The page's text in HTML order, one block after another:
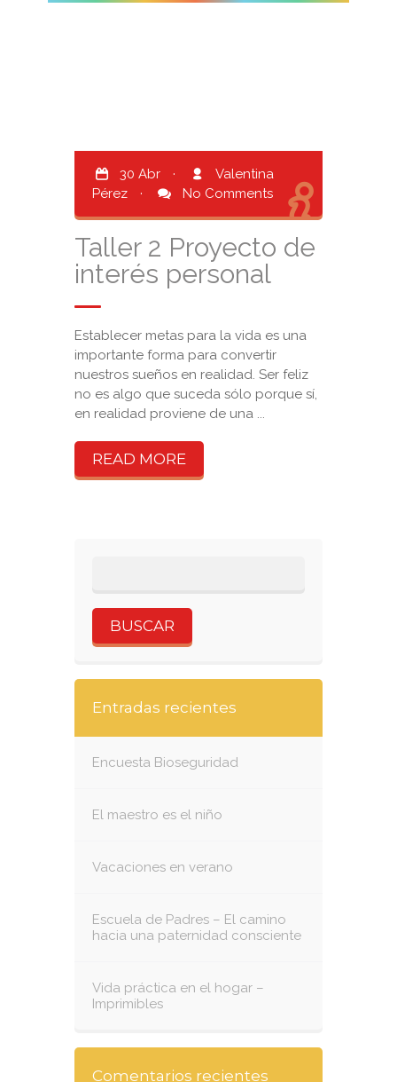
30 Abr ·
Valentina
Pérez
· No Comments
Taller 2 Proyecto de
interés personal
Establecer metas para la vida es una
importante forma para convertir
nuestros sueños en realidad. Ser feliz
no es algo que suceda sólo porque sí,
en realidad proviene de una ...
READ MORE
Entradas recientes
Encuesta Bioseguridad
El maestro es el niño
Vacaciones en verano
Escuela de Padres – El camino
hacia una paternidad consciente
Vida práctica en el hogar –
Imprimibles
Comentarios recientes